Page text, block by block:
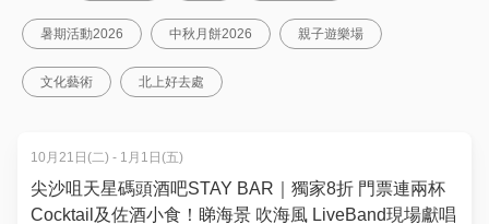
暑期活動2026 中秋月餅2026 親子遊樂場
文化藝術 北上好去處
10月21日(二) - 1月1日(五)
尖沙咀天星碼頭酒吧STAY BAR｜獨家8折 門票連兩杯
Cocktail及佐酒小食！睇海景 吹海風 LiveBand現場獻唱